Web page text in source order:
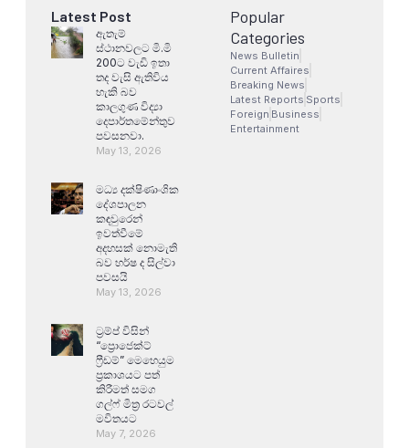
Latest Post
ඇතැම්
ස්ථානවලට මි.මි
200ට වැඩි ඉතා
තද වැසි ඇතිවිය
හැකි බව
කාලගුණ විද්‍යා
දෙපාර්තමේන්තුව
පවසනවා.
May 13, 2026
මධ්‍ය දක්ෂිණාංශික
දේශපාලන
කඳවුරෙන්
ඉවත්වීමේ
අදහසක් නොමැති
බව හර්ෂ ද සිල්වා
පවසයි
May 13, 2026
ට්‍රම්ප් විසින්
“ප්‍රොජෙක්ට්
ෆ්‍රීඩම්” මෙහෙයුම
ප්‍රකාශයට පත්
කිරීමත් සමග
ගල්ෆ් මිත්‍ර රටවල්
මවිතයට
May 7, 2026
Popular
Categories
News Bulletin
Current Affaires
Breaking News
Latest Reports Sports
Foreign Business
Entertainment